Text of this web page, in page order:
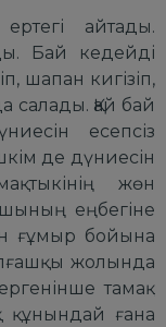
айтады.
Бай кедейді
шапан кигізіп,
салады. Қай бай
есепсіз
де дүниесін
жөн
еңбегіне
ғұмыр бойына
жолында
тамақ
құнындай ғана